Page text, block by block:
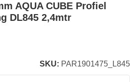
AQUA CUBE Profiel
DL845 2,4mtr
SKU: PAR1901475_L845